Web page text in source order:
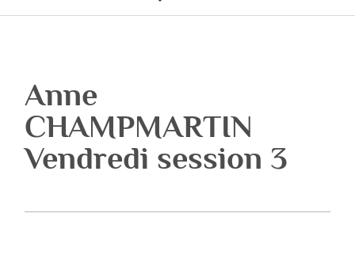
Anne
CHAMPMARTIN
Vendredi session 3